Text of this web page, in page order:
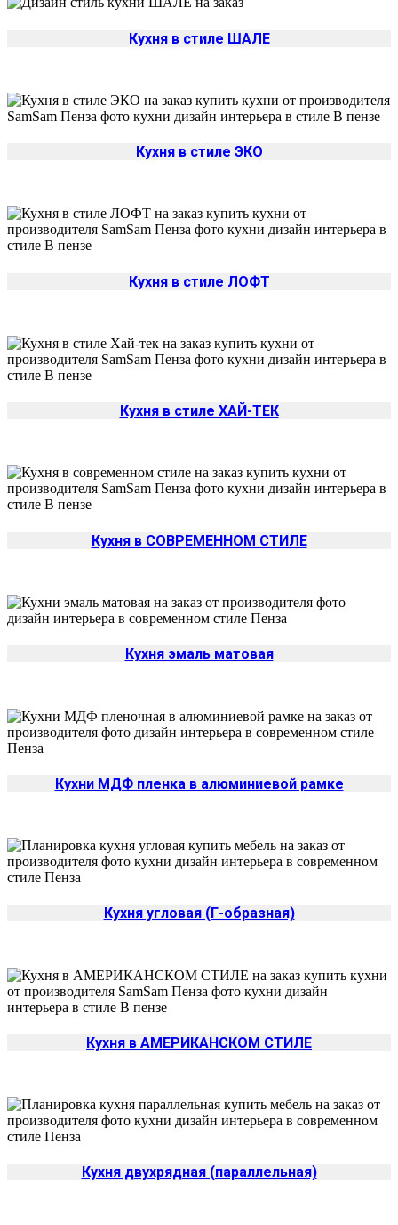
Кухня в стиле ШАЛЕ
Кухня в стиле ЭКО
Кухня в стиле ЛОФТ
Кухня в стиле ХАЙ-ТЕК
Кухня в СОВРЕМЕННОМ СТИЛЕ
Кухня эмаль матовая
Кухни МДФ пленка в алюминиевой рамке
Кухня угловая (Г-образная)
Кухня в АМЕРИКАНСКОМ СТИЛЕ
Кухня двухрядная (параллельная)
Да
Изменить